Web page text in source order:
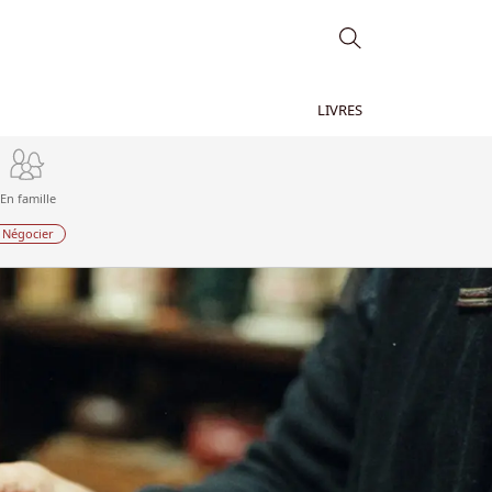
LIVRES
En famille
Négocier